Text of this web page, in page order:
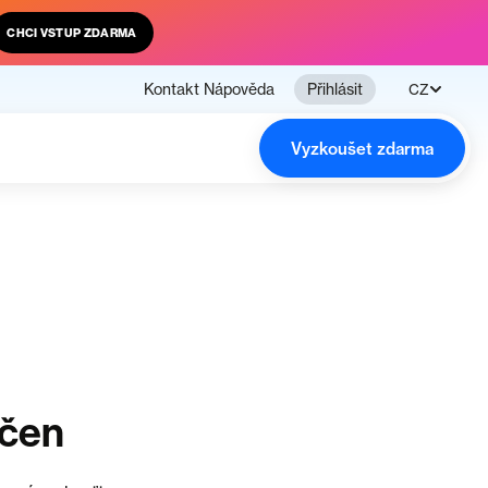
CHCI VSTUP ZDARMA
Kontakt Nápověda Přihlásit CZ
Vyzkoušet zdarma